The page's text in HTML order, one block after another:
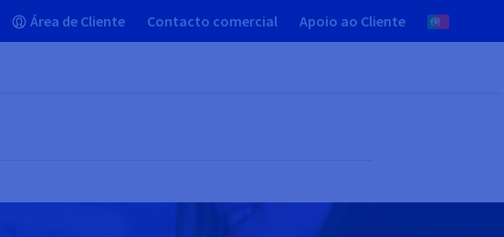
Área de Cliente Contacto comercial Apoio ao Cliente